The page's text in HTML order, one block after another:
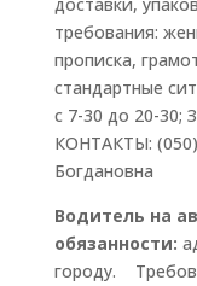
требования:
прописка,
стандартные
с 7-30 до 20-30;
КОНТАКТЫ: (050)
Богдановна
Водитель на
обязанности:
городу.